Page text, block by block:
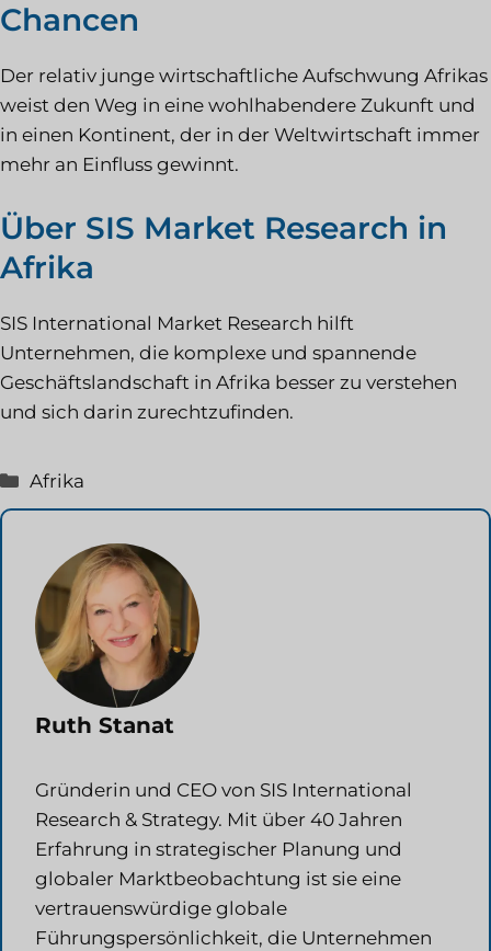
Chancen
Der relativ junge wirtschaftliche Aufschwung Afrikas
weist den Weg in eine wohlhabendere Zukunft und
in einen Kontinent, der in der Weltwirtschaft immer
mehr an Einfluss gewinnt.
Über SIS Market Research in
Afrika
SIS International Market Research hilft
Unternehmen, die komplexe und spannende
Geschäftslandschaft in Afrika besser zu verstehen
und sich darin zurechtzufinden.
Kategorien
Afrika
Ruth Stanat
Gründerin und CEO von SIS International
Research & Strategy. Mit über 40 Jahren
Erfahrung in strategischer Planung und
globaler Marktbeobachtung ist sie eine
vertrauenswürdige globale
Führungspersönlichkeit, die Unternehmen